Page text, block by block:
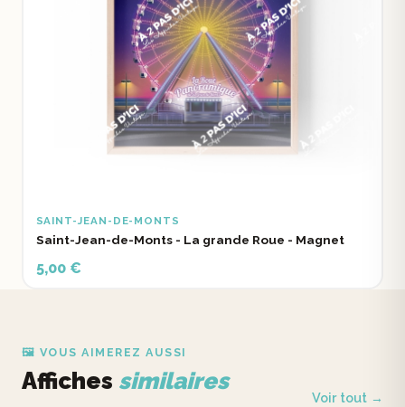
SAINT-JEAN-DE-MONTS
Saint-Jean-de-Monts - La grande Roue - Magnet
5,00 €
🖼️ VOUS AIMEREZ AUSSI
Affiches similaires
Voir tout →